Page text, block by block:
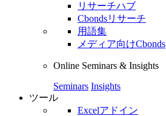
リサーチハブ
Cbondsリサーチ
用語集
メディア向けCbonds
Online Seminars & Insights
Seminars Insights
ツール
Excelアドイン